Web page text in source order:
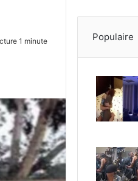
1 minute Populaire